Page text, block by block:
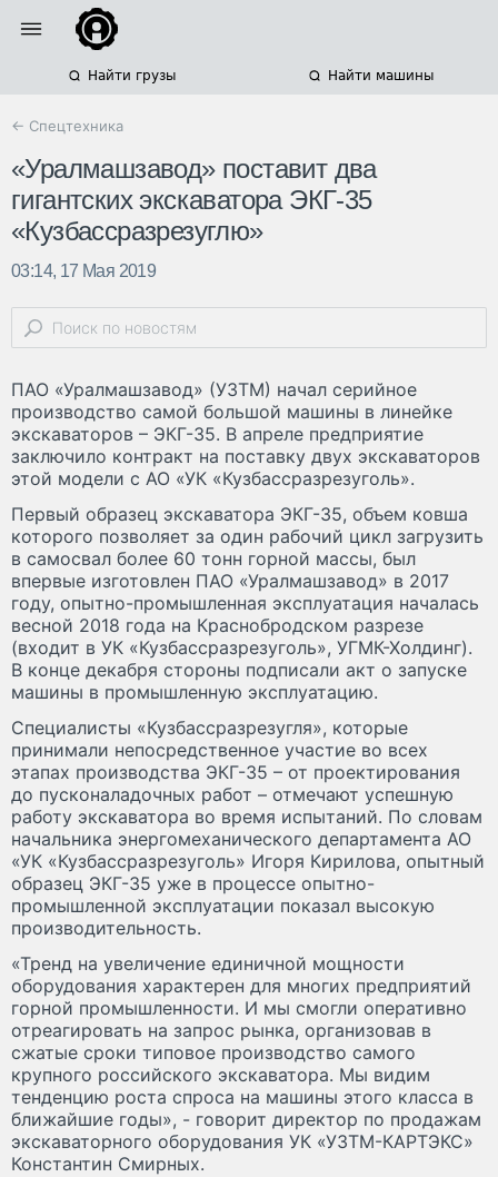
Найти грузы Найти машины
← Спецтехника
«Уралмашзавод» поставит два
гигантских экскаватора ЭКГ-35
«Кузбассразрезуглю»
03:14, 17 Мая 2019
ПАО «Уралмашзавод» (УЗТМ) начал серийное
производство самой большой машины в линейке
экскаваторов – ЭКГ-35. В апреле предприятие
заключило контракт на поставку двух экскаваторов
этой модели с АО «УК «Кузбассразрезуголь».
Первый образец экскаватора ЭКГ-35, объем ковша
которого позволяет за один рабочий цикл загрузить
в самосвал более 60 тонн горной массы, был
впервые изготовлен ПАО «Уралмашзавод» в 2017
году, опытно-промышленная эксплуатация началась
весной 2018 года на Краснобродском разрезе
(входит в УК «Кузбассразрезуголь», УГМК-Холдинг).
В конце декабря стороны подписали акт о запуске
машины в промышленную эксплуатацию.
Специалисты «Кузбассразрезугля», которые
принимали непосредственное участие во всех
этапах производства ЭКГ-35 – от проектирования
до пусконаладочных работ – отмечают успешную
работу экскаватора во время испытаний. По словам
начальника энергомеханического департамента АО
«УК «Кузбассразрезуголь» Игоря Кирилова, опытный
образец ЭКГ-35 уже в процессе опытно-
промышленной эксплуатации показал высокую
производительность.
«Тренд на увеличение единичной мощности
оборудования характерен для многих предприятий
горной промышленности. И мы смогли оперативно
отреагировать на запрос рынка, организовав в
сжатые сроки типовое производство самого
крупного российского экскаватора. Мы видим
тенденцию роста спроса на машины этого класса в
ближайшие годы», - говорит директор по продажам
экскаваторного оборудования УК «УЗТМ-КАРТЭКС»
Константин Смирных.